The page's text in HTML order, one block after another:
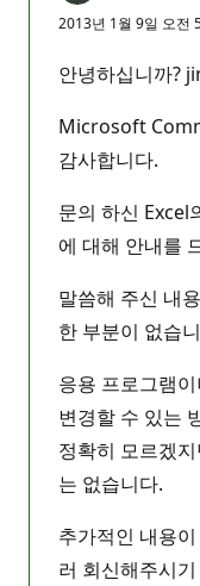
2013년 1월 9일 오전
안녕하십니까?
Microsoft
감사합니다.
문의 하신 Excel
에 대해 안내를
말씀해 주신 내
한 부분이 없습
응용 프로그램
변경할 수 있는
정확히 모르겠
는 없습니다.
추가적인 내용
러 회신해주시